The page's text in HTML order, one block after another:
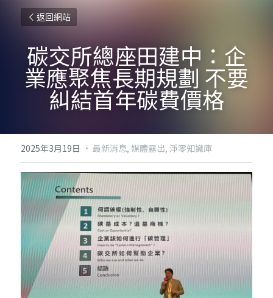
返回網站
碳交所總座田建中：企
業應聚焦長期規劃 不要
糾結首年碳費價格
2025年3月19日 · 最新消息, 媒體露出, 淨零知識庫